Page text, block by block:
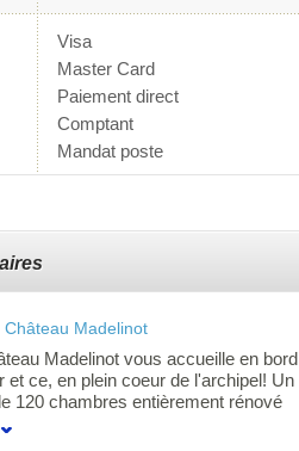
Visa
Master Card
Paiement direct
Comptant
Mandat poste
Château Madelinot
Madelinot vous accueille en bord
et ce, en plein coeur de l'archipel! Un
120 chambres entièrement rénové
une piscine intérieure, sauna, gym et